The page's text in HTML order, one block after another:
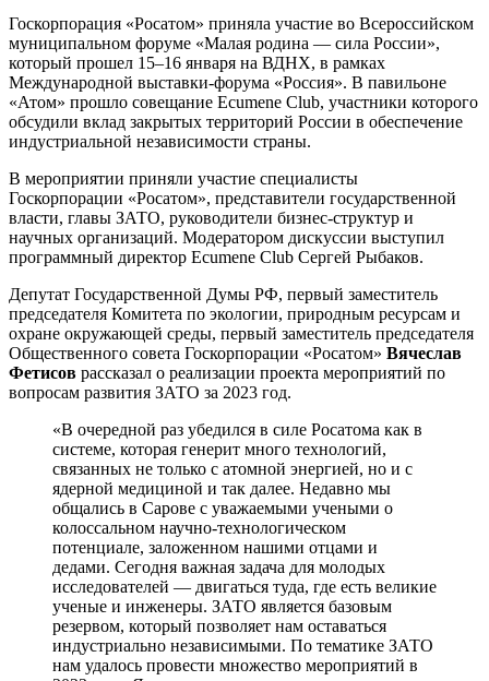
Госкорпорация «Росатом» приняла участие во Всероссийском
муниципальном форуме «Малая родина — сила России»,
который прошел 15–16 января на ВДНХ, в рамках
Международной выставки-форума «Россия». В павильоне
«Атом» прошло совещание Ecumene Club, участники которого
обсудили вклад закрытых территорий России в обеспечение
индустриальной независимости страны.
В мероприятии приняли участие специалисты
Госкорпорации «Росатом», представители государственной
власти, главы ЗАТО, руководители бизнес-структур и
научных организаций. Модератором дискуссии выступил
программный директор Ecumene Club Сергей Рыбаков.
Депутат Государственной Думы РФ, первый заместитель
председателя Комитета по экологии, природным ресурсам и
охране окружающей среды, первый заместитель председателя
Общественного совета Госкорпорации «Росатом» Вячеслав
Фетисов рассказал о реализации проекта мероприятий по
вопросам развития ЗАТО за 2023 год.
«В очередной раз убедился в силе Росатома как в
системе, которая генерит много технологий,
связанных не только с атомной энергией, но и с
ядерной медициной и так далее. Недавно мы
общались в Сарове с уважаемыми учеными о
колоссальном научно-технологическом
потенциале, заложенном нашими отцами и
дедами. Сегодня важная задача для молодых
исследователей — двигаться туда, где есть великие
ученые и инженеры. ЗАТО является базовым
резервом, который позволяет нам оставаться
индустриально независимыми. По тематике ЗАТО
нам удалось провести множество мероприятий в